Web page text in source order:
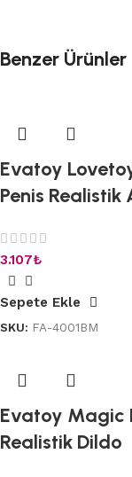
Benzer Ürünler
Evatoy
Penis
3.107₺
Sepete Ekle
SKU: FA-4001BM
Evatoy Magic
Realistik Dildo